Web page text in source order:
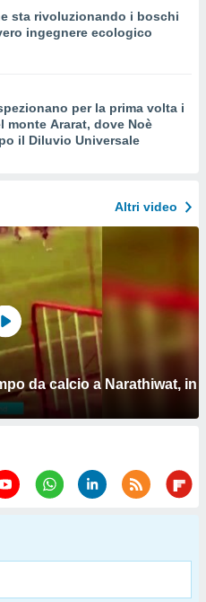
sta rivoluzionando i boschi
ingegnere ecologico
per la prima volta i
monte Ararat, dove Noè
il Diluvio Universale
Altri video
da calcio a Narathiwat, in